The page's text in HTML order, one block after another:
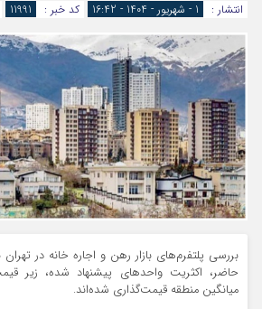
انتشار : 1 - شهریور - 1404 - 16:42 کد خبر : 11991
بررسی پلتفرم‌های بازار رهن و اجاره خانه در
حاضر، اکثریت واحدهای پیشنهاد شده، زیر
میانگین منطقه قیمت‌گذاری شده‌اند.